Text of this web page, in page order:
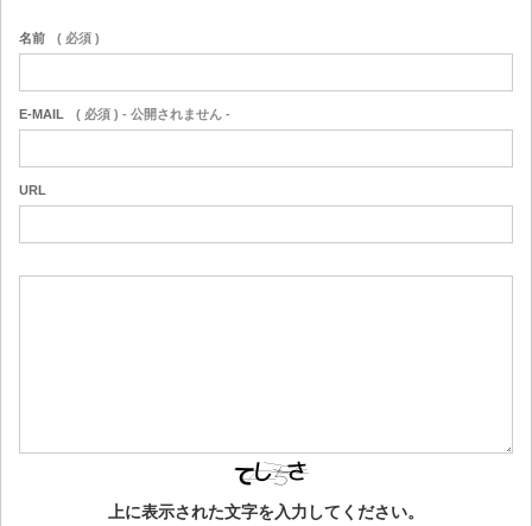
名前 ( 必須 )
E-MAIL ( 必須 ) - 公開されません -
URL
上に表示された文字を入力してください。